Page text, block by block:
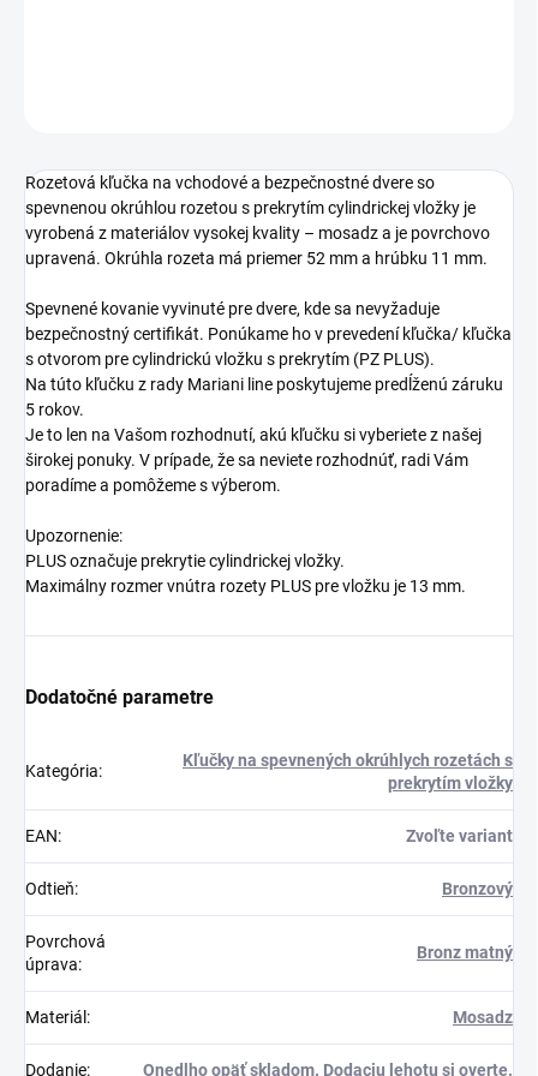
Rozetová kľučka na vchodové a bezpečnostné dvere so
spevnenou okrúhlou rozetou s prekrytím cylindrickej vložky je
vyrobená z materiálov vysokej kvality – mosadz a je povrchovo
upravená. Okrúhla rozeta má priemer 52 mm a hrúbku 11 mm.
Spevnené kovanie vyvinuté pre dvere, kde sa nevyžaduje
bezpečnostný certifikát. Ponúkame ho v prevedení kľučka/ kľučka
s otvorom pre cylindrickú vložku s prekrytím (PZ PLUS).
Na túto kľučku z rady Mariani line poskytujeme predĺženú záruku
5 rokov.
Je to len na Vašom rozhodnutí, akú kľučku si vyberiete z našej
širokej ponuky. V prípade, že sa neviete rozhodnúť, radi Vám
poradíme a pomôžeme s výberom.
Upozornenie:
PLUS označuje prekrytie cylindrickej vložky.
Maximálny rozmer vnútra rozety PLUS pre vložku je 13 mm.
Dodatočné parametre
Kategória:
Kľučky na spevnených okrúhlych rozetách s
prekrytím vložky
EAN: Zvoľte variant
Odtieň: Bronzový
Povrchová
úprava:
Bronz matný
Materiál : Mosadz
Dodanie: Onedlho opäť skladom. Dodaciu lehotu si overte.